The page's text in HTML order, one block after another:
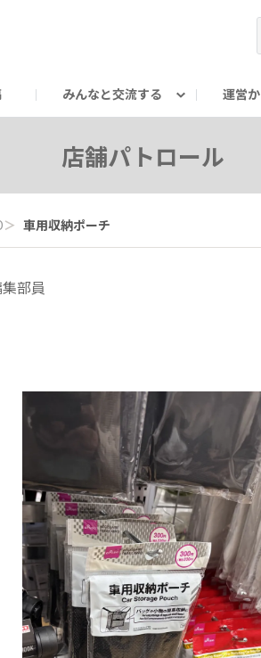
みんなと交流する 運営
店舗パトロール
＞ 車用収納ポーチ
部員